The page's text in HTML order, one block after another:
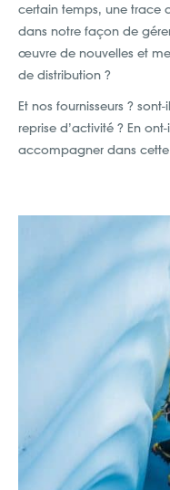
certain temps, une trace
dans notre façon de
œuvre de nouvelles et
de distribution ?
Et nos fournisseurs ?
reprise d’activité ? En
accompagner dans